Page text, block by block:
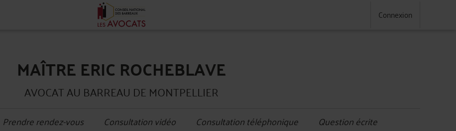
Connexion
MAÎTRE ERIC ROCHEBLAVE
AVOCAT AU BARREAU DE MONTPELLIER
Prendre rendez-vous Consultation vidéo Consultation téléphonique Question écrite